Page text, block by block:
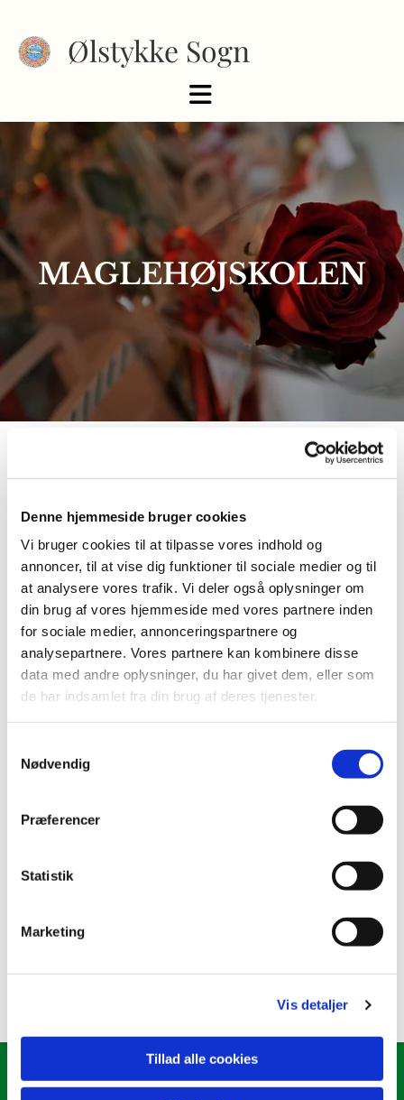
Denne hjemmeside bruger cookies
Vi bruger cookies til at tilpasse vores indhold og
annoncer, til at vise dig funktioner til sociale medier og til
at analysere vores trafik. Vi deler også oplysninger om
din brug af vores hjemmeside med vores partnere inden
for sociale medier, annonceringspartnere og
analysepartnere. Vores partnere kan kombinere disse
data med andre oplysninger, du har givet dem, eller som
de har indsamlet fra din brug af deres tjenester.
Nødvendig
Præferencer
Statistik
Marketing
Vis detaljer
Tillad alle cookies
Ølstykke Sogn
MAGLEHØJSKOLEN
Vælg klasse
A klasse
Tilmelding til konfirmation 2027